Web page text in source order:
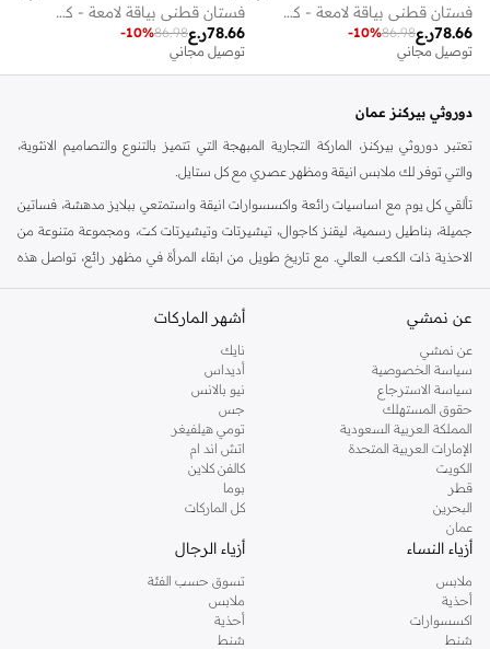
فستان قطني بياقة لامعة - كاكي
ر.ع78.66
86.98
-10%
توصيل مجاني
فستان قطني بياقة لامعة - كاكي
ر.ع78.66
86.98
-10%
توصيل مجاني
دوروثي بيركنز عمان
تعتبر دوروثي بيركنز، الماركة التجارية المبهجة التي تتميز بالتنوع والتصاميم الانثوية،
والتي توفر لك ملابس انيقة ومظهر عصري مع كل ستايل.
تألقي كل يوم مع اساسيات رائعة واكسسوارات انيقة واستمتعي ببلايز مدهشة، فساتين
جميلة، بناطيل رسمية، ليقنز كاجوال، تيشيرتات وتيشيرتات كت، ومجموعة متنوعة من
الاحذية ذات الكعب العالي. مع تاريخ طويل من ابقاء المرأة في مظهر رائع، تواصل هذه
كنت تقومين بتجديد خزانة ملابسك الملائمة للعمل، البحث عن فستان مثالي للحفلات او
اليه.
تسوقي دوروثي بيركنز اون لاين مسقط
تسوقي دوروثي بيركنز اون لاين من نمشي واستمتعي باكثر من الف ستايل من مجموعة
دوروثي بيركنز الشهيرة. تصفحي المجموعة كاملة في متجر دوروثي بيركنز اون لاين او
استخدمي القائمة لتحديد تجربة تسوق دوروثي بيركنز اون لاين. خدمة التوصيل السريعة
والدعم الاستثنائي يضمن لك تجربة تسوق ممتعة دائما مع نمشي.
عن نمشي
عن نمشي
سياسة الخصوصية
سياسة الاسترجاع
حقوق المستهلك
المملكة العربية السعودية
الإمارات العربية المتحدة
الكويت
قطر
البحرين
عمان
أشهر الماركات
نايك
أديداس
نيو بالانس
جس
تومي هيلفيغر
اتش اند ام
كالفن كلاين
بوما
كل الماركات
أزياء النساء
ملابس
أحذية
اكسسوارات
شنط
أزياء الرجال
تسوق حسب الفئة
ملابس
أحذية
شنط